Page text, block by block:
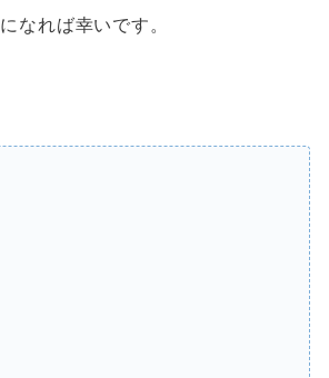
なれば幸いです。